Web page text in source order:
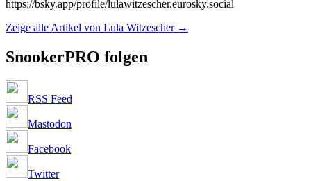
https://bsky.app/profile/lulawitzescher.eurosky.social
Zeige alle Artikel von Lula Witzescher →
SnookerPRO folgen
RSS Feed
Mastodon
Facebook
Twitter